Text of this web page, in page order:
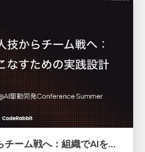
AI駆動開発は個人技からチーム戦へ：組織でAIを使いこなすための実践設計